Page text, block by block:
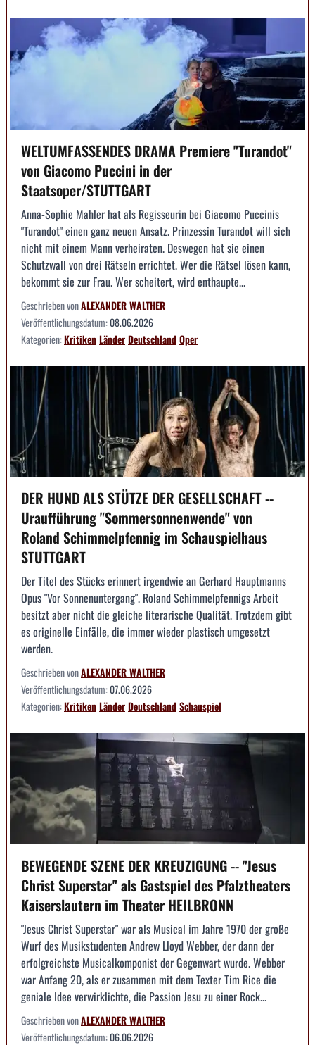
WELTUMFASSENDES DRAMA Premiere "Turandot"
von Giacomo Puccini in der
Staatsoper/STUTTGART
Anna-Sophie Mahler hat als Regisseurin bei Giacomo Puccinis
"Turandot" einen ganz neuen Ansatz. Prinzessin Turandot will sich
nicht mit einem Mann verheiraten. Deswegen hat sie einen
Schutzwall von drei Rätseln errichtet. Wer die Rätsel lösen kann,
bekommt sie zur Frau. Wer scheitert, wird enthaupte...
Geschrieben vonALEXANDER WALTHER
Veröffentlichungsdatum:08.06.2026
Kategorien:KritikenLänderDeutschlandOper
DER HUND ALS STÜTZE DER GESELLSCHAFT --
Uraufführung "Sommersonnenwende" von
Roland Schimmelpfennig im Schauspielhaus
STUTTGART
Der Titel des Stücks erinnert irgendwie an Gerhard Hauptmanns
Opus "Vor Sonnenuntergang". Roland Schimmelpfennigs Arbeit
besitzt aber nicht die gleiche literarische Qualität. Trotzdem gibt
es originelle Einfälle, die immer wieder plastisch umgesetzt
werden.
Geschrieben vonALEXANDER WALTHER
Veröffentlichungsdatum:07.06.2026
Kategorien:KritikenLänderDeutschlandSchauspiel
BEWEGENDE SZENE DER KREUZIGUNG -- "Jesus
Christ Superstar" als Gastspiel des Pfalztheaters
Kaiserslautern im Theater HEILBRONN
"Jesus Christ Superstar" war als Musical im Jahre 1970 der große
Wurf des Musikstudenten Andrew Lloyd Webber, der dann der
erfolgreichste Musicalkomponist der Gegenwart wurde. Webber
war Anfang 20, als er zusammen mit dem Texter Tim Rice die
geniale Idee verwirklichte, die Passion Jesu zu einer Rock...
Geschrieben vonALEXANDER WALTHER
Veröffentlichungsdatum:06.06.2026